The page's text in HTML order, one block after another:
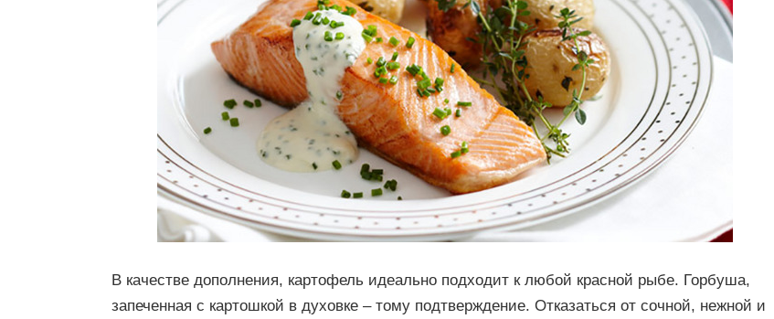
В качестве дополнения, картофель идеально подходит к любой красной рыбе. Горбуша,
запеченная с картошкой в духовке – тому подтверждение. Отказаться от сочной, нежной и